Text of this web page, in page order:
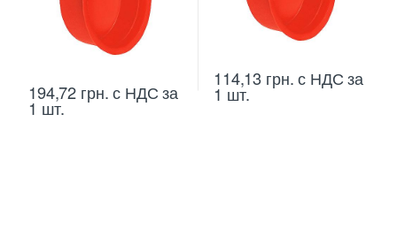
194,72 грн.с НДС за
1 шт.
114,13 грн.с НДС за
1 шт.